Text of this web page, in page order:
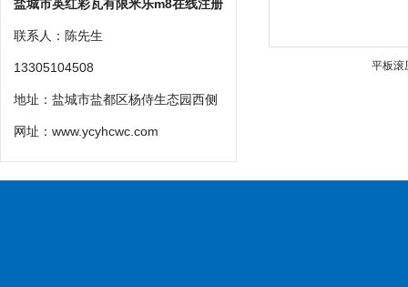
盐城市英红彩瓦有限米乐m8在线注册
联系人：陈先生
13305104508
地址：盐城市盐都区杨侍生态园西侧
网址： www.ycyhcwc.com
平板滚